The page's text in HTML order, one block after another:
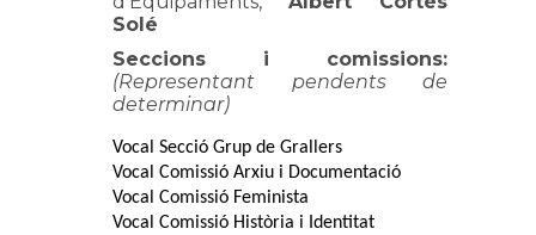
Solé
Seccions i comissions:
(Representant pendents de
determinar)
Vocal Secció Grup de Grallers
Vocal Comissió Arxiu i Documentació
Vocal Comissió Feminista
Vocal Comissió Història i Identitat